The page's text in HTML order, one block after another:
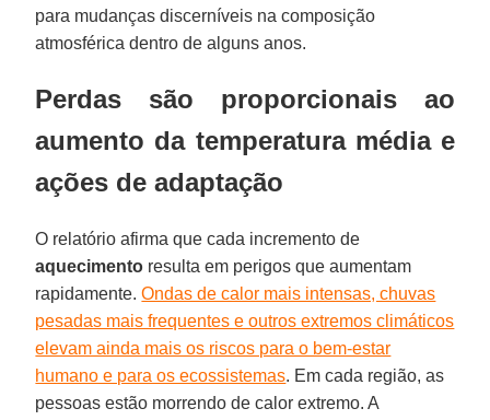
para mudanças discerníveis na composição
atmosférica dentro de alguns anos.
Perdas são proporcionais ao
aumento da temperatura média e
ações de adaptação
O relatório afirma que cada incremento de
aquecimento resulta em perigos que aumentam
rapidamente.Ondas de calor mais intensas, chuvas
pesadas mais frequentes e outros extremos climáticos
elevam ainda mais os riscos para o bem-estar
humano e para os ecossistemas. Em cada região, as
pessoas estão morrendo de calor extremo. A